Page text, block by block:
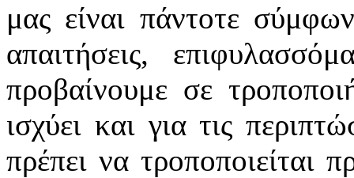
μας είναι πάντοτε
απαιτήσεις,
προβαίνουμε σε
ισχύει και για τις
πρέπει να τροποποιείται